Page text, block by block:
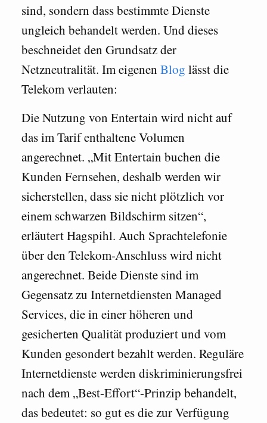
sind, sondern dass bestimmte Dienste
ungleich behandelt werden. Und dieses
beschneidet den Grundsatz der
Netzneutralität. Im eigenen Blog lässt die
Telekom verlauten:
Die Nutzung von Entertain wird nicht auf
das im Tarif enthaltene Volumen
angerechnet. „Mit Entertain buchen die
Kunden Fernsehen, deshalb werden wir
sicherstellen, dass sie nicht plötzlich vor
einem schwarzen Bildschirm sitzen“,
erläutert Hagspihl. Auch Sprachtelefonie
über den Telekom-Anschluss wird nicht
angerechnet. Beide Dienste sind im
Gegensatz zu Internetdiensten Managed
Services, die in einer höheren und
gesicherten Qualität produziert und vom
Kunden gesondert bezahlt werden. Reguläre
Internetdienste werden diskriminierungsfrei
nach dem „Best-Effort“-Prinzip behandelt,
das bedeutet: so gut es die zur Verfügung